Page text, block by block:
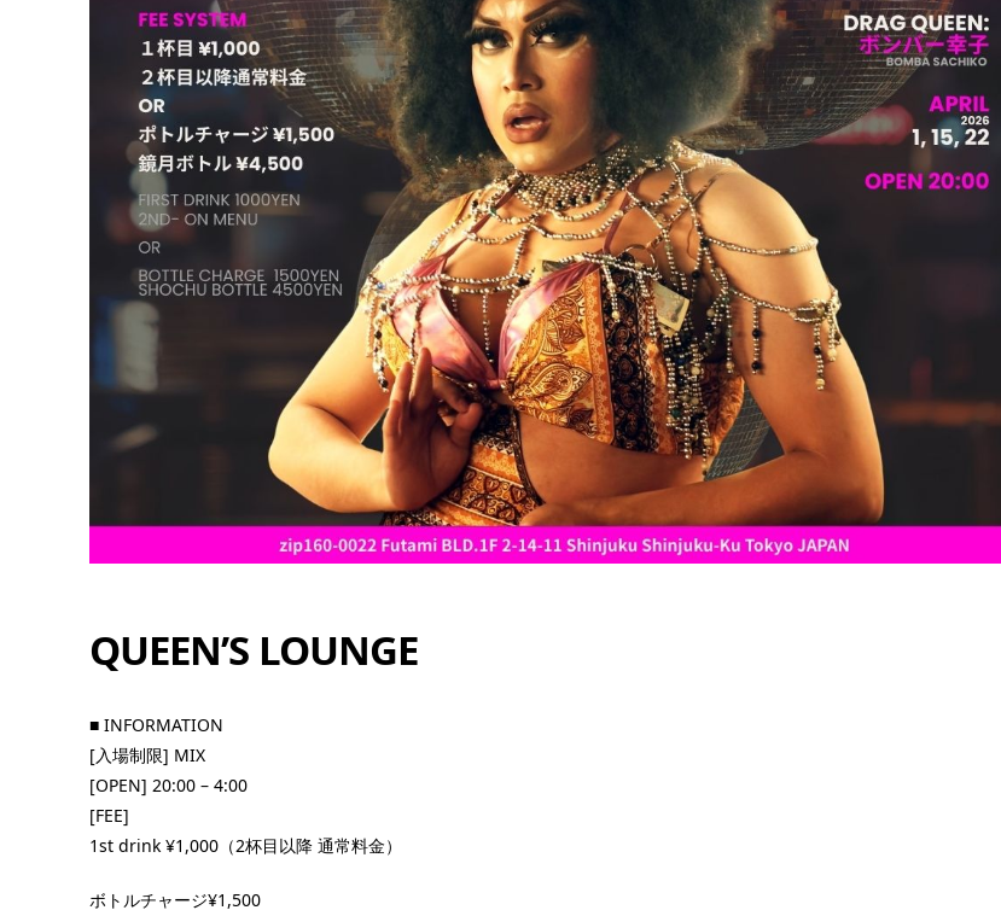
QUEEN’S LOUNGE
■ INFORMATION
[入場制限] MIX
[OPEN] 20:00 – 4:00
[FEE]
1st drink ¥1,000（2杯目以降 通常料金）
ボトルチャージ¥1,500
13
8月
8:00 PM
ゆうちゃんDAY
■ INFORMATION [入場制限] MIX [OPEN] 20:00 –